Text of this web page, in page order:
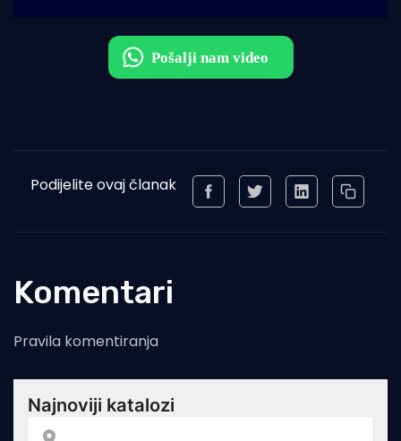
Podijelite ovaj članak
Komentari
Pravila komentiranja